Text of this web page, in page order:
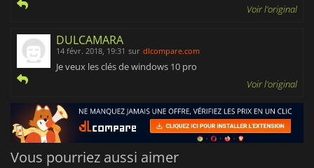
Voir l'original
DULCAMARA
14 févr. 2018, 19:31 sur dlcompare.com
Je veux les clés de windows 10 pro
Voir l'original
Vous pourriez aussi aimer